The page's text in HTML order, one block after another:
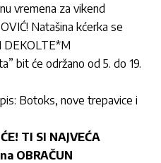
vremena za vikend
Natašina kćerka se
DEKOLTE*M
bit će održano od 5. do 19.
Botoks, nove trepavice i
TI SI NAJVEĆA
OBRAČUN